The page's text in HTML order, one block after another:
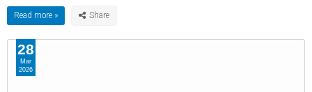
Read more »
28
Mar
2026